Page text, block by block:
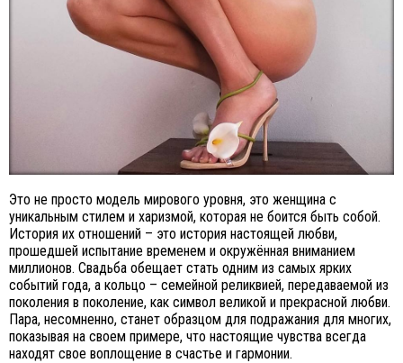
Это не просто модель мирового уровня, это женщина с
уникальным стилем и харизмой, которая не боится быть собой.
История их отношений – это история настоящей любви,
прошедшей испытание временем и окружённая вниманием
миллионов. Свадьба обещает стать одним из самых ярких
событий года, а кольцо – семейной реликвией, передаваемой из
поколения в поколение, как символ великой и прекрасной любви.
Пара, несомненно, станет образцом для подражания для многих,
показывая на своем примере, что настоящие чувства всегда
находят свое воплощение в счастье и гармонии.